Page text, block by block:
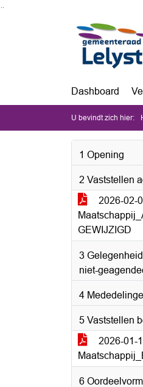
Dashboard
U bevindt zich hier:
1 Opening
2 Vaststellen
2026-02-
GEWIJZIGD
3
niet-
4
5 Vaststellen
2026-01-
6